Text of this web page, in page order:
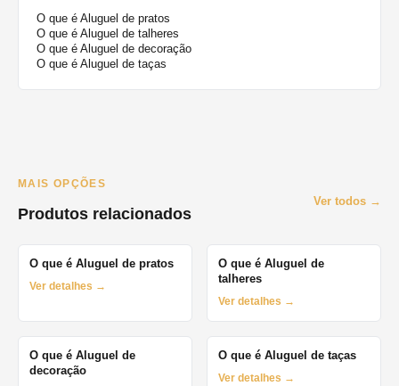
O que é Aluguel de pratos
O que é Aluguel de talheres
O que é Aluguel de decoração
O que é Aluguel de taças
MAIS OPÇÕES
Produtos relacionados
Ver todos →
O que é Aluguel de pratos
Ver detalhes →
O que é Aluguel de
talheres
Ver detalhes →
O que é Aluguel de
decoração
O que é Aluguel de taças
Ver detalhes →